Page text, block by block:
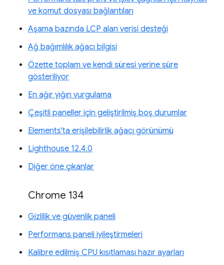
ve komut dosyası bağlantıları
Aşama bazında LCP alan verisi desteği
Ağ bağımlılık ağacı bilgisi
Özette toplam ve kendi süresi yerine süre
gösteriliyor
En ağır yığın vurgulama
Çeşitli paneller için geliştirilmiş boş durumlar
Elements'ta erişilebilirlik ağacı görünümü
Lighthouse 12.4.0
Diğer öne çıkanlar
Chrome 134
Gizlilik ve güvenlik paneli
Performans paneli iyileştirmeleri
Kalibre edilmiş CPU kısıtlaması hazır ayarları